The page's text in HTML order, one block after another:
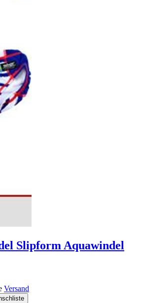
Slipform Aquawindel
Versand